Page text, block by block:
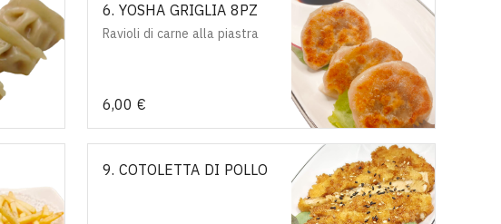
6. YOSHA GRIGLIA 8PZ
Ravioli di carne alla piastra
6,00 €
9. COTOLETTA DI POLLO